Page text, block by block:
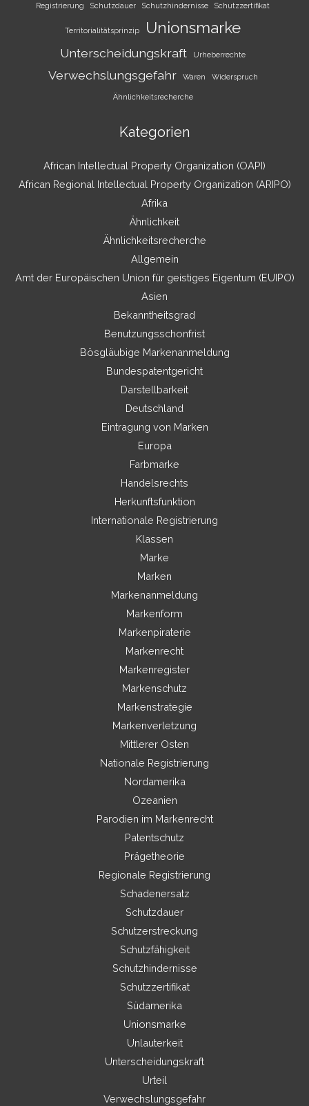
Registrierung Schutzdauer Schutzhindernisse Schutzzertifikat
Territorialitätsprinzip Unionsmarke
Unterscheidungskraft Urheberrechte
Verwechslungsgefahr Waren Widerspruch
Ähnlichkeitsrecherche
Kategorien
African Intellectual Property Organization (OAPI)
African Regional Intellectual Property Organization (ARIPO)
Afrika
Ähnlichkeit
Ähnlichkeitsrecherche
Allgemein
Amt der Europäischen Union für geistiges Eigentum (EUIPO)
Asien
Bekanntheitsgrad
Benutzungsschonfrist
Bösgläubige Markenanmeldung
Bundespatentgericht
Darstellbarkeit
Deutschland
Eintragung von Marken
Europa
Farbmarke
Handelsrechts
Herkunftsfunktion
Internationale Registrierung
Klassen
Marke
Marken
Markenanmeldung
Markenform
Markenpiraterie
Markenrecht
Markenregister
Markenschutz
Markenstrategie
Markenverletzung
Mittlerer Osten
Nationale Registrierung
Nordamerika
Ozeanien
Parodien im Markenrecht
Patentschutz
Prägetheorie
Regionale Registrierung
Schadenersatz
Schutzdauer
Schutzerstreckung
Schutzfähigkeit
Schutzhindernisse
Schutzzertifikat
Südamerika
Unionsmarke
Unlauterkeit
Unterscheidungskraft
Urteil
Verwechslungsgefahr